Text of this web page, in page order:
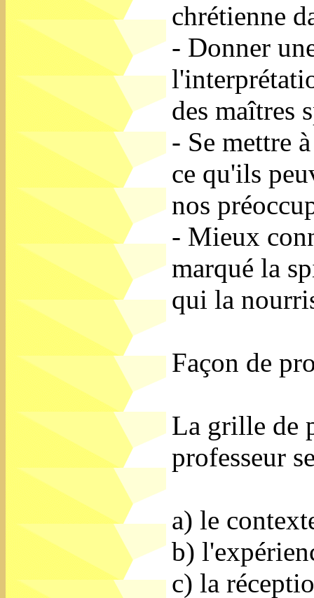
chrétienne
- Donner
des maîtres
- Se mettre
ce qu'ils
nos
- Mieux
marqué la
qui la
Façon de
La grille de
professeur
a) le
b)
c) la